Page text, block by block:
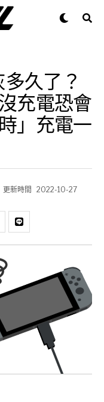
久了？
充電恐會
」充電一
更新時間 2022-10-27